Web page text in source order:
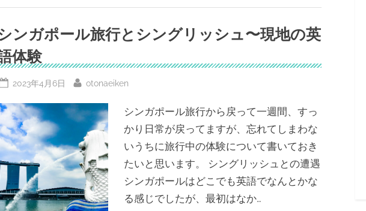
出
会
危
険？
テ
ブ
出
会
う
Language
Exchange
の
歩
き
ンガポール旅行とシングリッシュ〜現地の英
体験
Posted
2023年4月6日 By
otonaeiken
シンガポール旅行から戻って一週間、すっ
かり日常が戻ってますが、忘れてしまわな
いうちに旅行中の体験について書いておき
たいと思います。 シングリッシュとの遭遇
シンガポールはどこでも英語でなんとかな
る感じでしたが、最初はなか…